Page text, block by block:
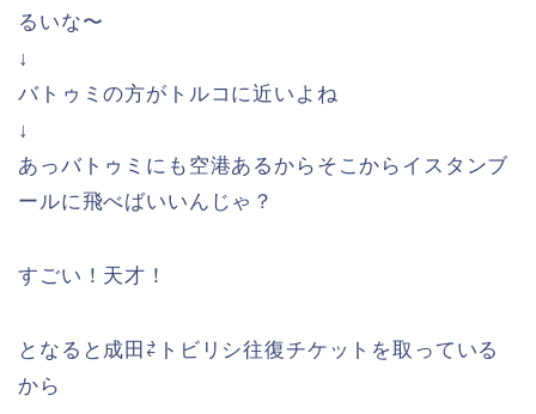
るいな〜
↓
バトゥミの方がトルコに近いよね
↓
あっバトゥミにも空港あるからそこからイスタンブ
ールに飛べばいいんじゃ？
すごい！天才！
となると成田⇄トビリシ往復チケットを取っている
から